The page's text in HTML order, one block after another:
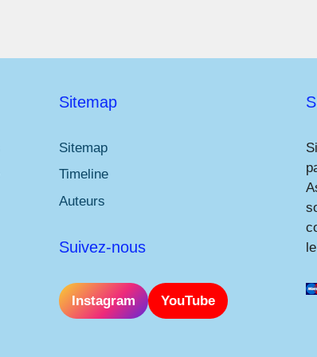
Sitemap
Sitemap
Timeline
Auteurs
Suivez-nous
Instagram YouTube